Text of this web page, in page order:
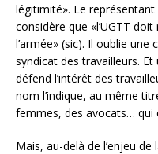
légitimité». Le représentant
considère que «l’UGTT
l’armée» (sic). Il oublie une
syndicat des travailleurs. Et
défend l’intérêt des
nom l’indique, au même
femmes, des avocats… qui
Mais, au-delà de l’enjeu